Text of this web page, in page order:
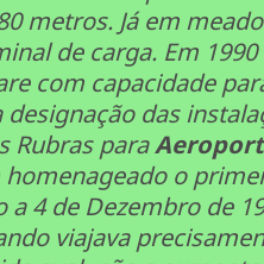
metros. Já em
de carga. Em
com capacidade
das
Rubras para
homenageado o
a 4 de Dezembro de
viajava